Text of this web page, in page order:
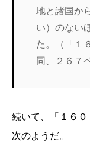
地と諸国か
い）のない
た。（「１
同、２６７
続いて、「１６
次のようだ。